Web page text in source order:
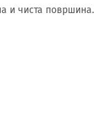
и чиста површина.